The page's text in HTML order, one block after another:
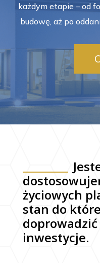
każdym etapie – od
budowę, aż po
życiowych
stan do
inwestycje.